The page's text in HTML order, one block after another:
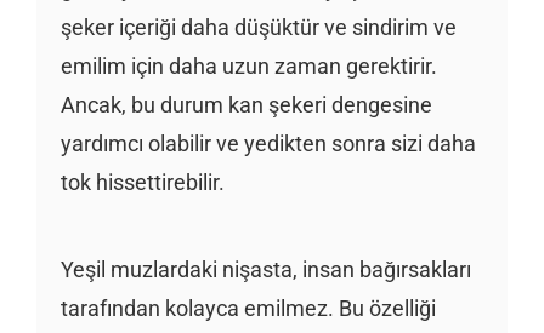
şeker içeriği daha düşüktür ve sindirim ve
emilim için daha uzun zaman gerektirir.
Ancak, bu durum kan şekeri dengesine
yardımcı olabilir ve yedikten sonra sizi daha
tok hissettirebilir.
Yeşil muzlardaki nişasta, insan bağırsakları
tarafından kolayca emilmez. Bu özelliği